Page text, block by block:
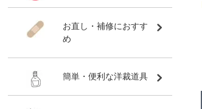
お直し・補修におすす
め
簡単・便利な洋裁道具